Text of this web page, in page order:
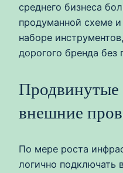
среднего бизнеса
продуманной схеме
наборе
дорогого бренда без
Продвинутые
внешние
По мере роста
логично подключать